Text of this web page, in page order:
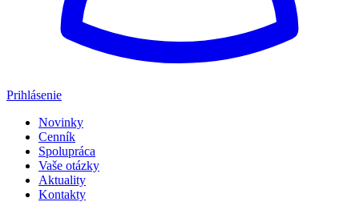
Prihlásenie
Novinky
Cenník
Spolupráca
Vaše otázky
Aktuality
Kontakty